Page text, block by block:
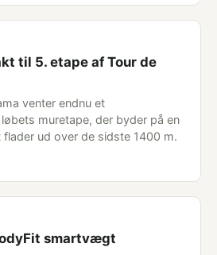
til 5. etape af Tour de
venter endnu et
muretape, der byder på en
flader ud over de sidste 1400 m.
smartvægt